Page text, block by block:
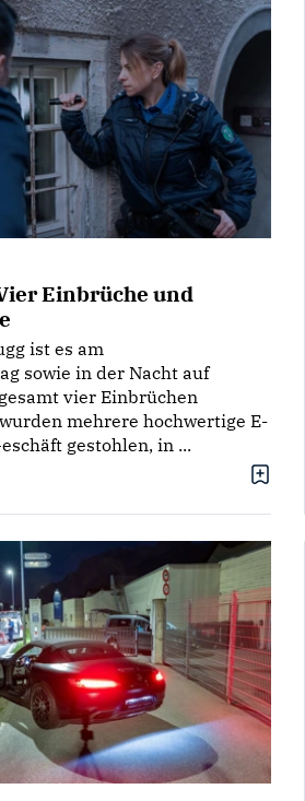
Einbrüche und
ist es am
sowie in der Nacht auf
vier Einbrüchen
mehrere hochwertige E-
gestohlen, in ...